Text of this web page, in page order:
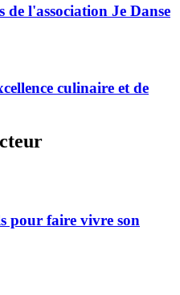
de l'association Je Danse
culinaire et de
pour faire vivre son